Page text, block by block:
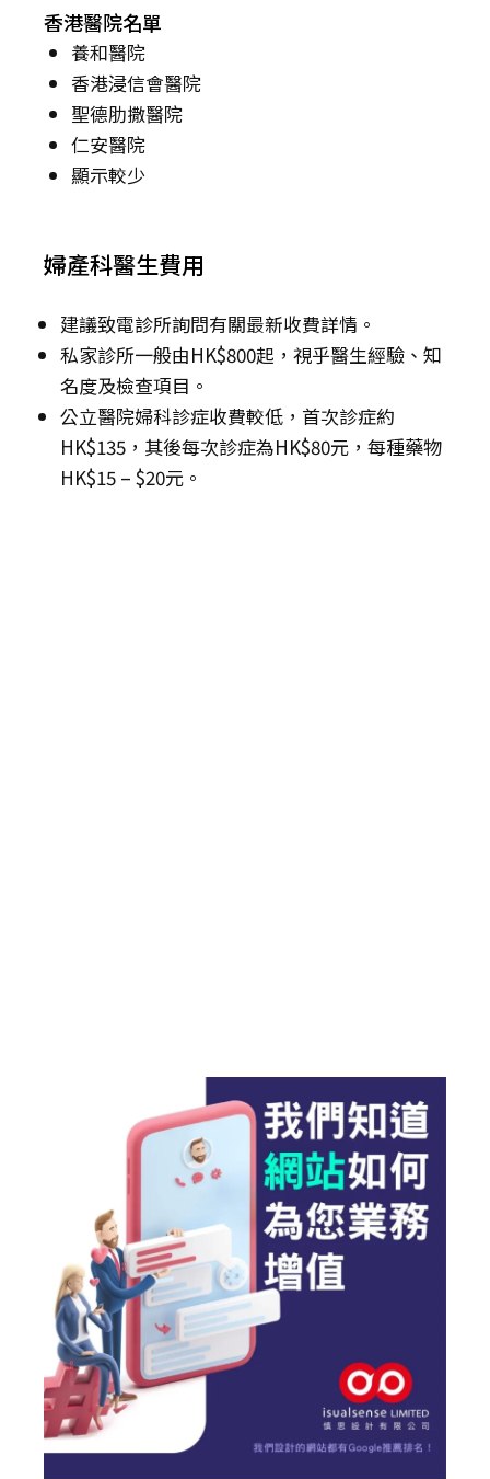
香港醫院名單
養和醫院
香港浸信會醫院
聖德肋撒醫院
仁安醫院
顯示較少
婦產科醫生費用
建議致電診所詢問有關最新收費詳情。
私家診所一般由HK$800起，視乎醫生經驗、知
名度及檢查項目。
公立醫院婦科診症收費較低，首次診症約
HK$135，其後每次診症為HK$80元，每種藥物
HK$15 – $20元。